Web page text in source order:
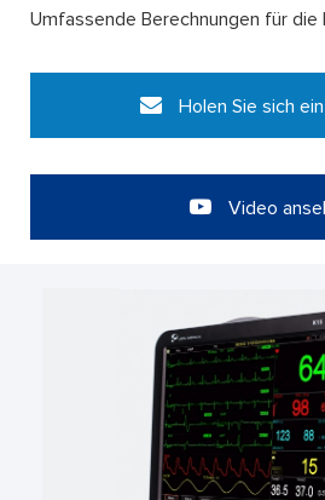
Umfassende Berechnungen für die
Holen Sie sich
Video